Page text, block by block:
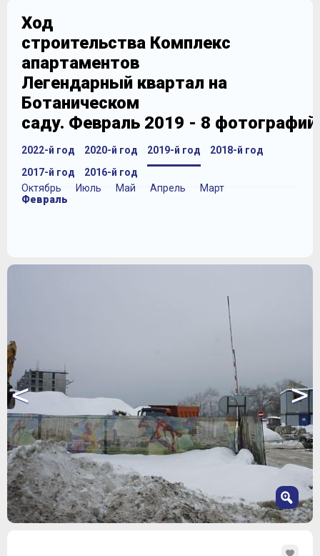
Ход
строительства Комплекс
апартаментов
Легендарный квартал на
Ботаническом
саду. Февраль 2019 - 8 фотографий
2022-й год 2020-й год 2019-й год
Октябрь Июль Май Апрель
Март
Февраль
2018-й год
2017-й год
2016-й год
< >